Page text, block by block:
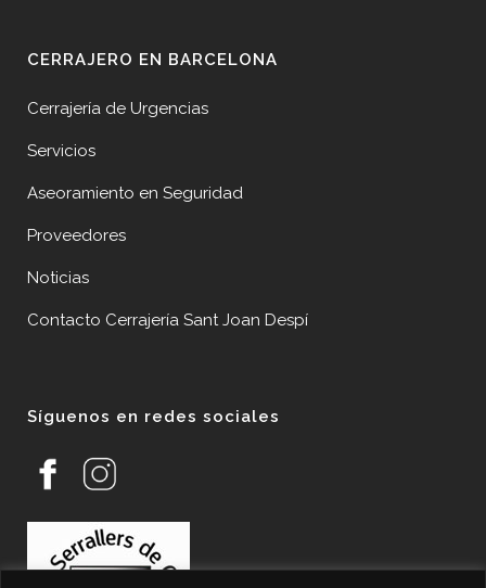
CERRAJERO EN BARCELONA
Cerrajería de Urgencias
Servicios
Aseoramiento en Seguridad
Proveedores
Noticias
Contacto Cerrajería Sant Joan Despí
Síguenos en redes sociales